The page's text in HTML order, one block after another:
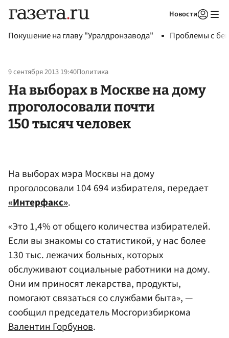
Новости
Покушение на главу "Уралдронзавода" Проблемы с
9 сентября 2013 19:40Политика
На выборах в Москве на дому
проголосовали почти
150 тысяч человек
На выборах мэра Москвы на дому
проголосовали 104 694 избирателя, передает
«Интерфакс».
«Это 1,4% от общего количества избирателей.
Если вы знакомы со статистикой, у нас более
130 тыс. лежачих больных, которых
обслуживают социальные работники на дому.
Они им приносят лекарства, продукты,
помогают связаться со службами быта», —
сообщил председатель Мосгоризбиркома
Валентин Горбунов.